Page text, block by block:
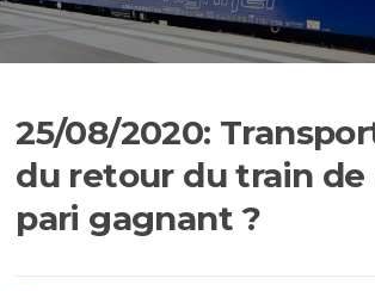
25/08/2020:
du retour du train de
pari gagnant ?